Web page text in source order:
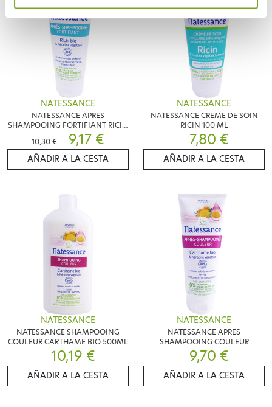
NATESSANCE
NATESSANCE APRES
SHAMPOOING FORTIFIANT RICIN
BIO 200ML
10,30 € 9,17 €
AÑADIR A LA CESTA
NATESSANCE
NATESSANCE CREME DE SOIN
RICIN 100 ML
7,80 €
AÑADIR A LA CESTA
NATESSANCE
NATESSANCE SHAMPOOING
COULEUR CARTHAME BIO 500ML
10,19 €
AÑADIR A LA CESTA
NATESSANCE
NATESSANCE APRES
SHAMPOOING COULEUR
CARTHAME BIO 200ML
9,70 €
AÑADIR A LA CESTA